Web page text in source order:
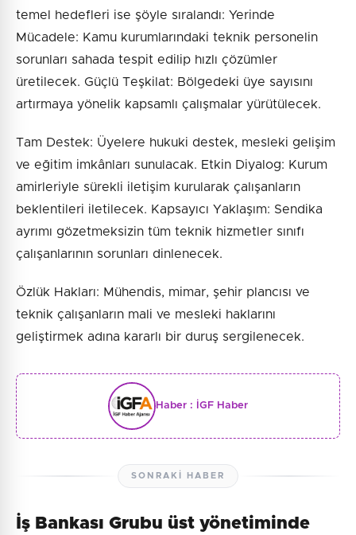
temel hedefleri ise şöyle sıralandı: ​Yerinde
Mücadele: Kamu kurumlarındaki teknik personelin
sorunları sahada tespit edilip hızlı çözümler
üretilecek. ​Güçlü Teşkilat: Bölgedeki üye sayısını
artırmaya yönelik kapsamlı çalışmalar yürütülecek.
​Tam Destek: Üyelere hukuki destek, mesleki gelişim
ve eğitim imkânları sunulacak. ​Etkin Diyalog: Kurum
amirleriyle sürekli iletişim kurularak çalışanların
beklentileri iletilecek. ​Kapsayıcı Yaklaşım: Sendika
ayrımı gözetmeksizin tüm teknik hizmetler sınıfı
çalışanlarının sorunları dinlenecek.
​Özlük Hakları: Mühendis, mimar, şehir plancısı ve
teknik çalışanların mali ve mesleki haklarını
geliştirmek adına kararlı bir duruş sergilenecek.
Haber : İGF Haber
SONRAKI HABER
İş Bankası Grubu üst yönetiminde